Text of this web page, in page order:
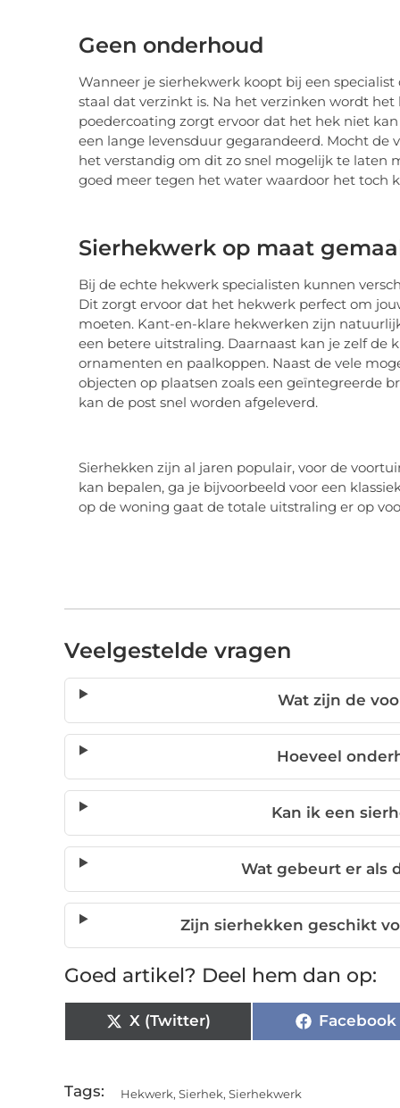
Geen onderhoud
Wanneer je sierhekwerk koopt bij een
staal dat verzinkt is. Na het verzinken wordt
poedercoating zorgt ervoor dat het hek niet
een lange levensduur gegarandeerd. Mocht de
het verstandig om dit zo snel mogelijk te laten
goed meer tegen het water waardoor het toch
Sierhekwerk op maat
Bij de echte hekwerk specialisten kunnen
Dit zorgt ervoor dat het hekwerk perfect om
moeten. Kant-en-klare hekwerken zijn
een betere uitstraling. Daarnaast kan je zelf de
ornamenten en paalkoppen. Naast de vele
objecten op plaatsen zoals een geïntegreerde
kan de post snel worden afgeleverd.
Sierhekken zijn al jaren populair, voor de
kan bepalen, ga je bijvoorbeeld voor een
op de woning gaat de totale uitstraling er op
Veelgestelde vragen
Wat zijn de
Hoeveel
Kan ik een
Wat gebeurt er als
Zijn sierhekken geschikt
Goed artikel? Deel hem dan op:
X (Twitter) Facebook
Tags: Hekwerk, Sierhek, Sierhekwerk